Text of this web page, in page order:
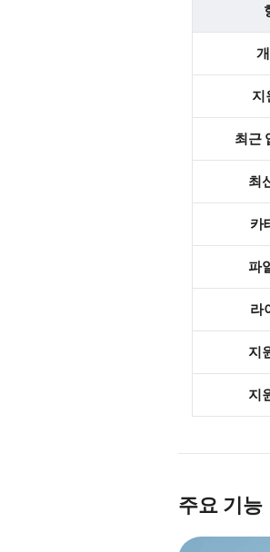
지
최근
최
카
파
라
지
지
주요 기능